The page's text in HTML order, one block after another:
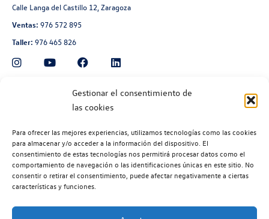
Gestionar el consentimiento de
las cookies
Para ofrecer las mejores experiencias, utilizamos tecnologías como las cookies
para almacenar y/o acceder a la información del dispositivo. El
consentimiento de estas tecnologías nos permitirá procesar datos como el
comportamiento de navegación o las identificaciones únicas en este sitio. No
consentir o retirar el consentimiento, puede afectar negativamente a ciertas
características y funciones.
Calle Langa del Castillo 12, Zaragoza
Ventas: 976 572 895
Taller: 976 465 826
Automoción Aragonesa
Avenida de Navarra 135, Zaragoza
Taller:976 300 563
Recambios:976 300 564